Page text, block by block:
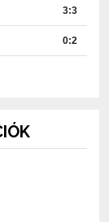
0:2